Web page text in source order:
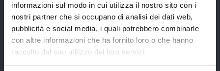
informazioni sul modo in cui utilizza il nostro sito con i
nostri partner che si occupano di analisi dei dati web,
pubblicità e social media, i quali potrebbero combinarle
con altre informazioni che ha fornito loro o che hanno
raccolto dal suo utilizzo dei loro servizi.
Servizi online
Modulistica
URP
Strumenti di Tutela Amministrativa e Giurisdizionale